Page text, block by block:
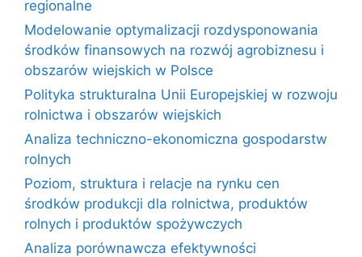
regionalne
Modelowanie optymalizacji rozdysponowania
środków finansowych na rozwój agrobiznesu i
obszarów wiejskich w Polsce
Polityka strukturalna Unii Europejskiej w rozwoju
rolnictwa i obszarów wiejskich
Analiza techniczno-ekonomiczna gospodarstw
rolnych
Poziom, struktura i relacje na rynku cen
środków produkcji dla rolnictwa, produktów
rolnych i produktów spożywczych
Analiza porównawcza efektywności